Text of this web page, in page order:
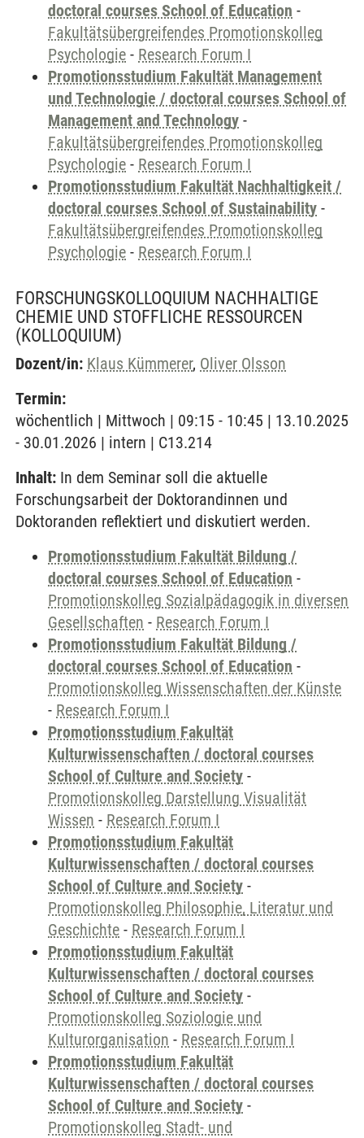
doctoral courses School of Education -
Fakultätsübergreifendes Promotionskolleg
Psychologie - Research Forum I
Promotionsstudium Fakultät Management
und Technologie / doctoral courses School of
Management and Technology -
Fakultätsübergreifendes Promotionskolleg
Psychologie - Research Forum I
Promotionsstudium Fakultät Nachhaltigkeit /
doctoral courses School of Sustainability -
Fakultätsübergreifendes Promotionskolleg
Psychologie - Research Forum I
FORSCHUNGSKOLLOQUIUM NACHHALTIGE
CHEMIE UND STOFFLICHE RESSOURCEN
(KOLLOQUIUM)
Dozent/in: Klaus Kümmerer, Oliver Olsson
Termin:
wöchentlich | Mittwoch | 09:15 - 10:45 | 13.10.2025
- 30.01.2026 | intern | C13.214
Inhalt: In dem Seminar soll die aktuelle
Forschungsarbeit der Doktorandinnen und
Doktoranden reflektiert und diskutiert werden.
Promotionsstudium Fakultät Bildung /
doctoral courses School of Education -
Promotionskolleg Sozialpädagogik in diversen
Gesellschaften - Research Forum I
Promotionsstudium Fakultät Bildung /
doctoral courses School of Education -
Promotionskolleg Wissenschaften der Künste
- Research Forum I
Promotionsstudium Fakultät
Kulturwissenschaften / doctoral courses
School of Culture and Society -
Promotionskolleg Darstellung Visualität
Wissen - Research Forum I
Promotionsstudium Fakultät
Kulturwissenschaften / doctoral courses
School of Culture and Society -
Promotionskolleg Philosophie, Literatur und
Geschichte - Research Forum I
Promotionsstudium Fakultät
Kulturwissenschaften / doctoral courses
School of Culture and Society -
Promotionskolleg Soziologie und
Kulturorganisation - Research Forum I
Promotionsstudium Fakultät
Kulturwissenschaften / doctoral courses
School of Culture and Society -
Promotionskolleg Stadt- und